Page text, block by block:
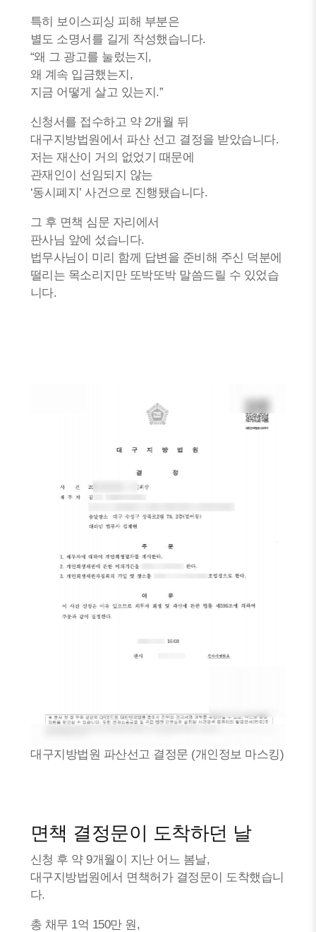
특히 보이스피싱 피해 부분은
별도 소명서를 길게 작성했습니다.
“왜 그 광고를 눌렀는지,
왜 계속 입금했는지,
지금 어떻게 살고 있는지.”
신청서를 접수하고 약 2개월 뒤
대구지방법원에서 파산 선고 결정을 받았습니다.
저는 재산이 거의 없었기 때문에
관재인이 선임되지 않는
‘동시폐지’ 사건으로 진행됐습니다.
그 후 면책 심문 자리에서
판사님 앞에 섰습니다.
법무사님이 미리 함께 답변을 준비해 주신 덕분에
떨리는 목소리지만 또박또박 말씀드릴 수 있었습
니다.
대구지방법원 파산선고 결정문 (개인정보 마스킹)
면책 결정문이 도착하던 날
신청 후 약 9개월이 지난 어느 봄날,
대구지방법원에서 면책허가 결정문이 도착했습니
다.
총 채무 1억 150만 원,